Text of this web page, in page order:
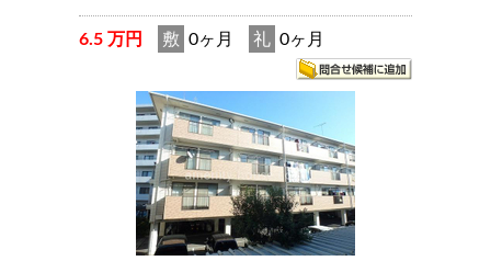
6.5 万円 敷 0ヶ月 礼 0ヶ月